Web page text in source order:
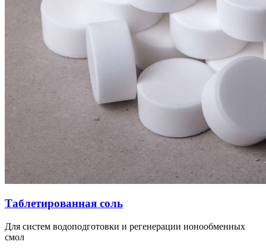
Таблетированная соль
Для систем водоподготовки и регенерации ионообменных
смол